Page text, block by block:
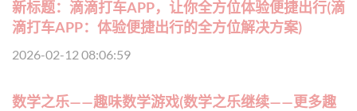
新标题：滴滴打车APP，让你全方位体验便捷出行(滴
滴打车APP：体验便捷出行的全方位解决方案)
2026-02-12 08:06:59
数学之乐——趣味数学游戏(数学之乐继续——更多趣